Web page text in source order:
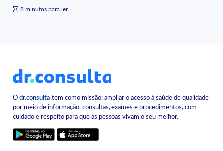
8 minutos para ler
Odr.consulta tem como missão: ampliar o acesso à saúde de qualidade
por meio de informação, consultas, exames e procedimentos, com
cuidado e respeito para que as pessoas vivam o seu melhor.